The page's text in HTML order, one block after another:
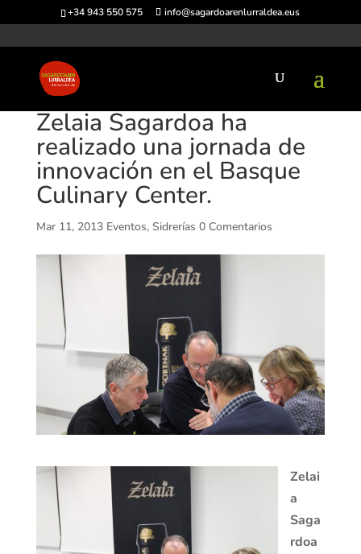
+34 943 550 575 info@sagardoarenlurraldea.eus
Zelaia Sagardoa ha
realizado una jornada de
innovación en el Basque
Culinary Center.
Mar 11, 2013 Eventos, Sidrerías 0 Comentarios
Zelai
a
Saga
rdoa